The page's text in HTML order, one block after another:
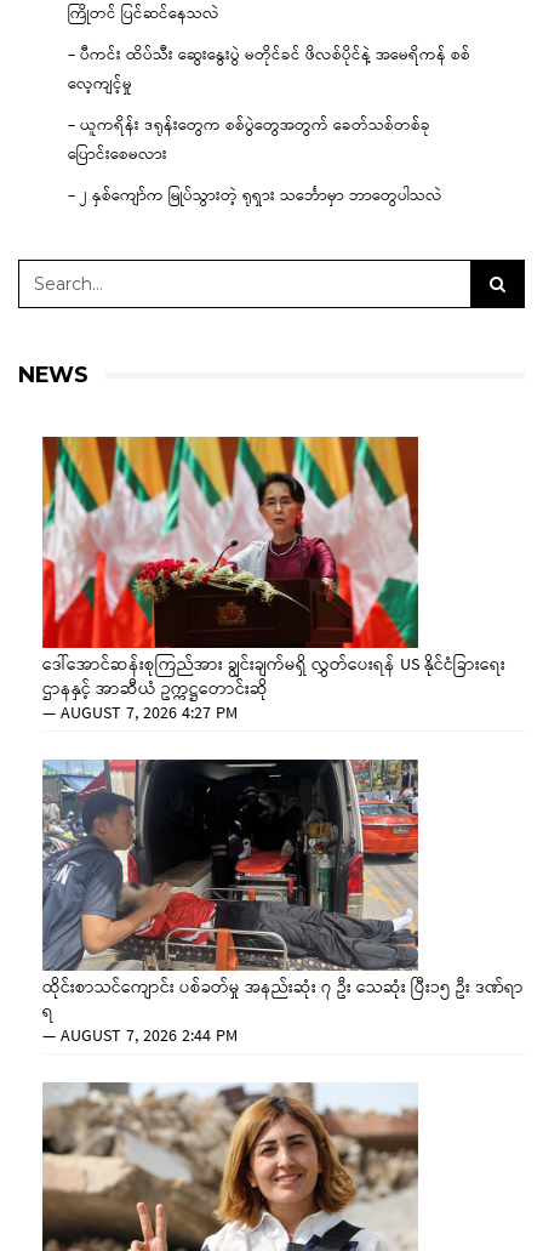
ကြိုတင် ပြင်ဆင်နေသလဲ
– ပီကင်း ထိပ်သီး ဆွေးနွေးပွဲ မတိုင်ခင် ဖိလစ်ပိုင်နဲ့ အမေရိကန် စစ်
လေ့ကျင့်မှု
– ယူကရိန်း ဒရုန်းတွေက စစ်ပွဲတွေအတွက် ခေတ်သစ်တစ်ခု
ပြောင်းစေမလား
– ၂ နှစ်ကျော်က မြုပ်သွားတဲ့ ရုရှား သင်္ဘောမှာ ဘာတွေပါသလဲ
NEWS
ဒေါ်အောင်ဆန်းစုကြည်အား ချွင်းချက်မရှိ လွှတ်ပေးရန် US နိုင်ငံခြားရေး
ဌာနနှင့် အာဆီယံ ဥက္ကဋ္ဌတောင်းဆို
—AUGUST 7, 2026 4:27 PM
ထိုင်းစာသင်ကျောင်း ပစ်ခတ်မှု အနည်းဆုံး ၇ ဦး သေဆုံး ပြီး၁၅ ဦး ဒဏ်ရာ
ရ
—AUGUST 7, 2026 2:44 PM